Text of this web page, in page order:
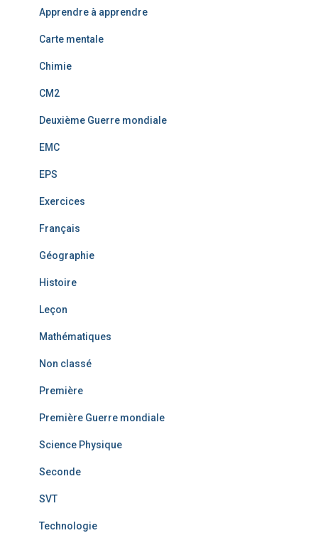
Apprendre à apprendre
Carte mentale
Chimie
CM2
Deuxième Guerre mondiale
EMC
EPS
Exercices
Français
Géographie
Histoire
Leçon
Mathématiques
Non classé
Première
Première Guerre mondiale
Science Physique
Seconde
SVT
Technologie